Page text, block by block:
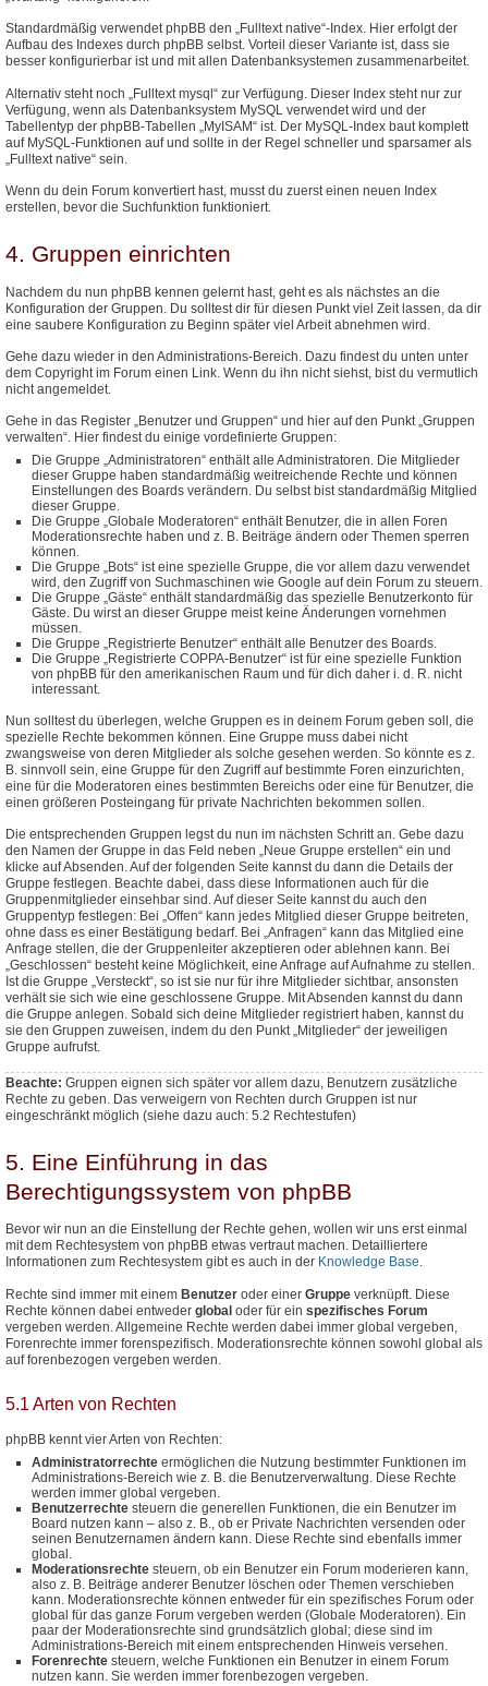
Standardmäßig verwendet phpBB den „Fulltext native“-Index. Hier erfolgt der
Aufbau des Indexes durch phpBB selbst. Vorteil dieser Variante ist, dass sie
besser konfigurierbar ist und mit allen Datenbanksystemen zusammenarbeitet.
Alternativ steht noch „Fulltext mysql“ zur Verfügung. Dieser Index steht nur zur
Verfügung, wenn als Datenbanksystem MySQL verwendet wird und der
Tabellentyp der phpBB-Tabellen „MyISAM“ ist. Der MySQL-Index baut komplett
auf MySQL-Funktionen auf und sollte in der Regel schneller und sparsamer als
„Fulltext native“ sein.
Wenn du dein Forum konvertiert hast, musst du zuerst einen neuen Index
erstellen, bevor die Suchfunktion funktioniert.
4. Gruppen einrichten
Nachdem du nun phpBB kennen gelernt hast, geht es als nächstes an die
Konfiguration der Gruppen. Du solltest dir für diesen Punkt viel Zeit lassen, da dir
eine saubere Konfiguration zu Beginn später viel Arbeit abnehmen wird.
Gehe dazu wieder in den Administrations-Bereich. Dazu findest du unten unter
dem Copyright im Forum einen Link. Wenn du ihn nicht siehst, bist du vermutlich
nicht angemeldet.
Gehe in das Register „Benutzer und Gruppen“ und hier auf den Punkt „Gruppen
verwalten“. Hier findest du einige vordefinierte Gruppen:
Die Gruppe „Administratoren“ enthält alle Administratoren. Die Mitglieder
dieser Gruppe haben standardmäßig weitreichende Rechte und können
Einstellungen des Boards verändern. Du selbst bist standardmäßig Mitglied
dieser Gruppe.
Die Gruppe „Globale Moderatoren“ enthält Benutzer, die in allen Foren
Moderationsrechte haben und z. B. Beiträge ändern oder Themen sperren
können.
Die Gruppe „Bots“ ist eine spezielle Gruppe, die vor allem dazu verwendet
wird, den Zugriff von Suchmaschinen wie Google auf dein Forum zu steuern.
Die Gruppe „Gäste“ enthält standardmäßig das spezielle Benutzerkonto für
Gäste. Du wirst an dieser Gruppe meist keine Änderungen vornehmen
müssen.
Die Gruppe „Registrierte Benutzer“ enthält alle Benutzer des Boards.
Die Gruppe „Registrierte COPPA-Benutzer“ ist für eine spezielle Funktion
von phpBB für den amerikanischen Raum und für dich daher i. d. R. nicht
interessant.
Nun solltest du überlegen, welche Gruppen es in deinem Forum geben soll, die
spezielle Rechte bekommen können. Eine Gruppe muss dabei nicht
zwangsweise von deren Mitglieder als solche gesehen werden. So könnte es z.
B. sinnvoll sein, eine Gruppe für den Zugriff auf bestimmte Foren einzurichten,
eine für die Moderatoren eines bestimmten Bereichs oder eine für Benutzer, die
einen größeren Posteingang für private Nachrichten bekommen sollen.
Die entsprechenden Gruppen legst du nun im nächsten Schritt an. Gebe dazu
den Namen der Gruppe in das Feld neben „Neue Gruppe erstellen“ ein und
klicke auf Absenden. Auf der folgenden Seite kannst du dann die Details der
Gruppe festlegen. Beachte dabei, dass diese Informationen auch für die
Gruppenmitglieder einsehbar sind. Auf dieser Seite kannst du auch den
Gruppentyp festlegen: Bei „Offen“ kann jedes Mitglied dieser Gruppe beitreten,
ohne dass es einer Bestätigung bedarf. Bei „Anfragen“ kann das Mitglied eine
Anfrage stellen, die der Gruppenleiter akzeptieren oder ablehnen kann. Bei
„Geschlossen“ besteht keine Möglichkeit, eine Anfrage auf Aufnahme zu stellen.
Ist die Gruppe „Versteckt“, so ist sie nur für ihre Mitglieder sichtbar, ansonsten
verhält sie sich wie eine geschlossene Gruppe. Mit Absenden kannst du dann
die Gruppe anlegen. Sobald sich deine Mitglieder registriert haben, kannst du
sie den Gruppen zuweisen, indem du den Punkt „Mitglieder“ der jeweiligen
Gruppe aufrufst.
Beachte: Gruppen eignen sich später vor allem dazu, Benutzern zusätzliche
Rechte zu geben. Das verweigern von Rechten durch Gruppen ist nur
eingeschränkt möglich (siehe dazu auch: 5.2 Rechtestufen)
5. Eine Einführung in das
Berechtigungssystem von phpBB
Bevor wir nun an die Einstellung der Rechte gehen, wollen wir uns erst einmal
mit dem Rechtesystem von phpBB etwas vertraut machen. Detailliertere
Informationen zum Rechtesystem gibt es auch in der Knowledge Base.
Rechte sind immer mit einem Benutzer oder einer Gruppe verknüpft. Diese
Rechte können dabei entweder global oder für ein spezifisches Forum
vergeben werden. Allgemeine Rechte werden dabei immer global vergeben,
Forenrechte immer forenspezifisch. Moderationsrechte können sowohl global als
auf forenbezogen vergeben werden.
5.1 Arten von Rechten
phpBB kennt vier Arten von Rechten:
Administratorrechte ermöglichen die Nutzung bestimmter Funktionen im
Administrations-Bereich wie z. B. die Benutzerverwaltung. Diese Rechte
werden immer global vergeben.
Benutzerrechte steuern die generellen Funktionen, die ein Benutzer im
Board nutzen kann – also z. B., ob er Private Nachrichten versenden oder
seinen Benutzernamen ändern kann. Diese Rechte sind ebenfalls immer
global.
Moderationsrechte steuern, ob ein Benutzer ein Forum moderieren kann,
also z. B. Beiträge anderer Benutzer löschen oder Themen verschieben
kann. Moderationsrechte können entweder für ein spezifisches Forum oder
global für das ganze Forum vergeben werden (Globale Moderatoren). Ein
paar der Moderationsrechte sind grundsätzlich global; diese sind im
Administrations-Bereich mit einem entsprechenden Hinweis versehen.
Forenrechte steuern, welche Funktionen ein Benutzer in einem Forum
nutzen kann. Sie werden immer forenbezogen vergeben.